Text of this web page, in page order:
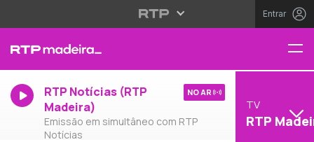
Entrar
RTP Notícias (RTP
Madeira)
Emissão em simultâneo com RTP
Notícias
NO AR
TV
RTP